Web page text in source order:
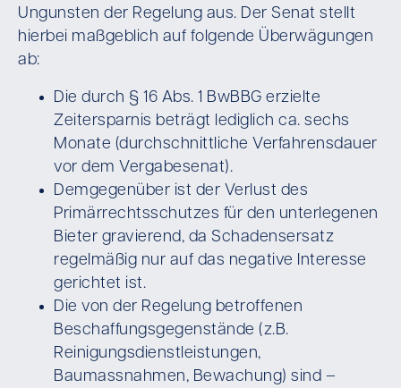
Ungunsten der Regelung aus. Der Senat stellt
hierbei maßgeblich auf folgende Überwägungen
ab:
Die durch § 16 Abs. 1 BwBBG erzielte
Zeitersparnis beträgt lediglich ca. sechs
Monate (durchschnittliche Verfahrensdauer
vor dem Vergabesenat).
Demgegenüber ist der Verlust des
Primärrechtsschutzes für den unterlegenen
Bieter gravierend, da Schadensersatz
regelmäßig nur auf das negative Interesse
gerichtet ist.
Die von der Regelung betroffenen
Beschaffungsgegenstände (z.B.
Reinigungsdienstleistungen,
Baumassnahmen, Bewachung) sind –